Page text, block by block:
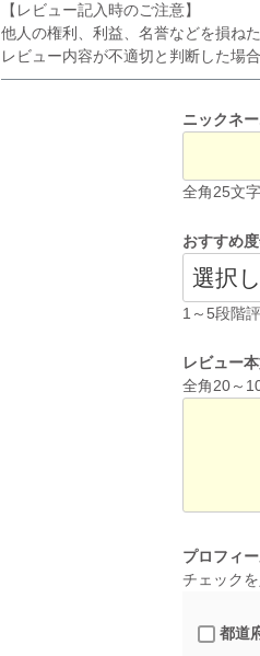
【レビュー記入時のご注意】
他人の権利、利益、名誉などを損ね
レビュー内容が不適切と判断した場
ニックネ
全角25文
おすすめ度
1～5段階
レビュー
全角20～
プロフィ
チェック
都道